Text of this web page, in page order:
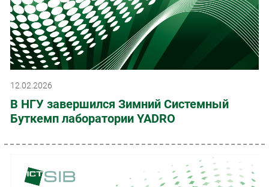
12.02.2026
В НГУ завершился Зимний Системный
Буткемп лаборатории YADRO